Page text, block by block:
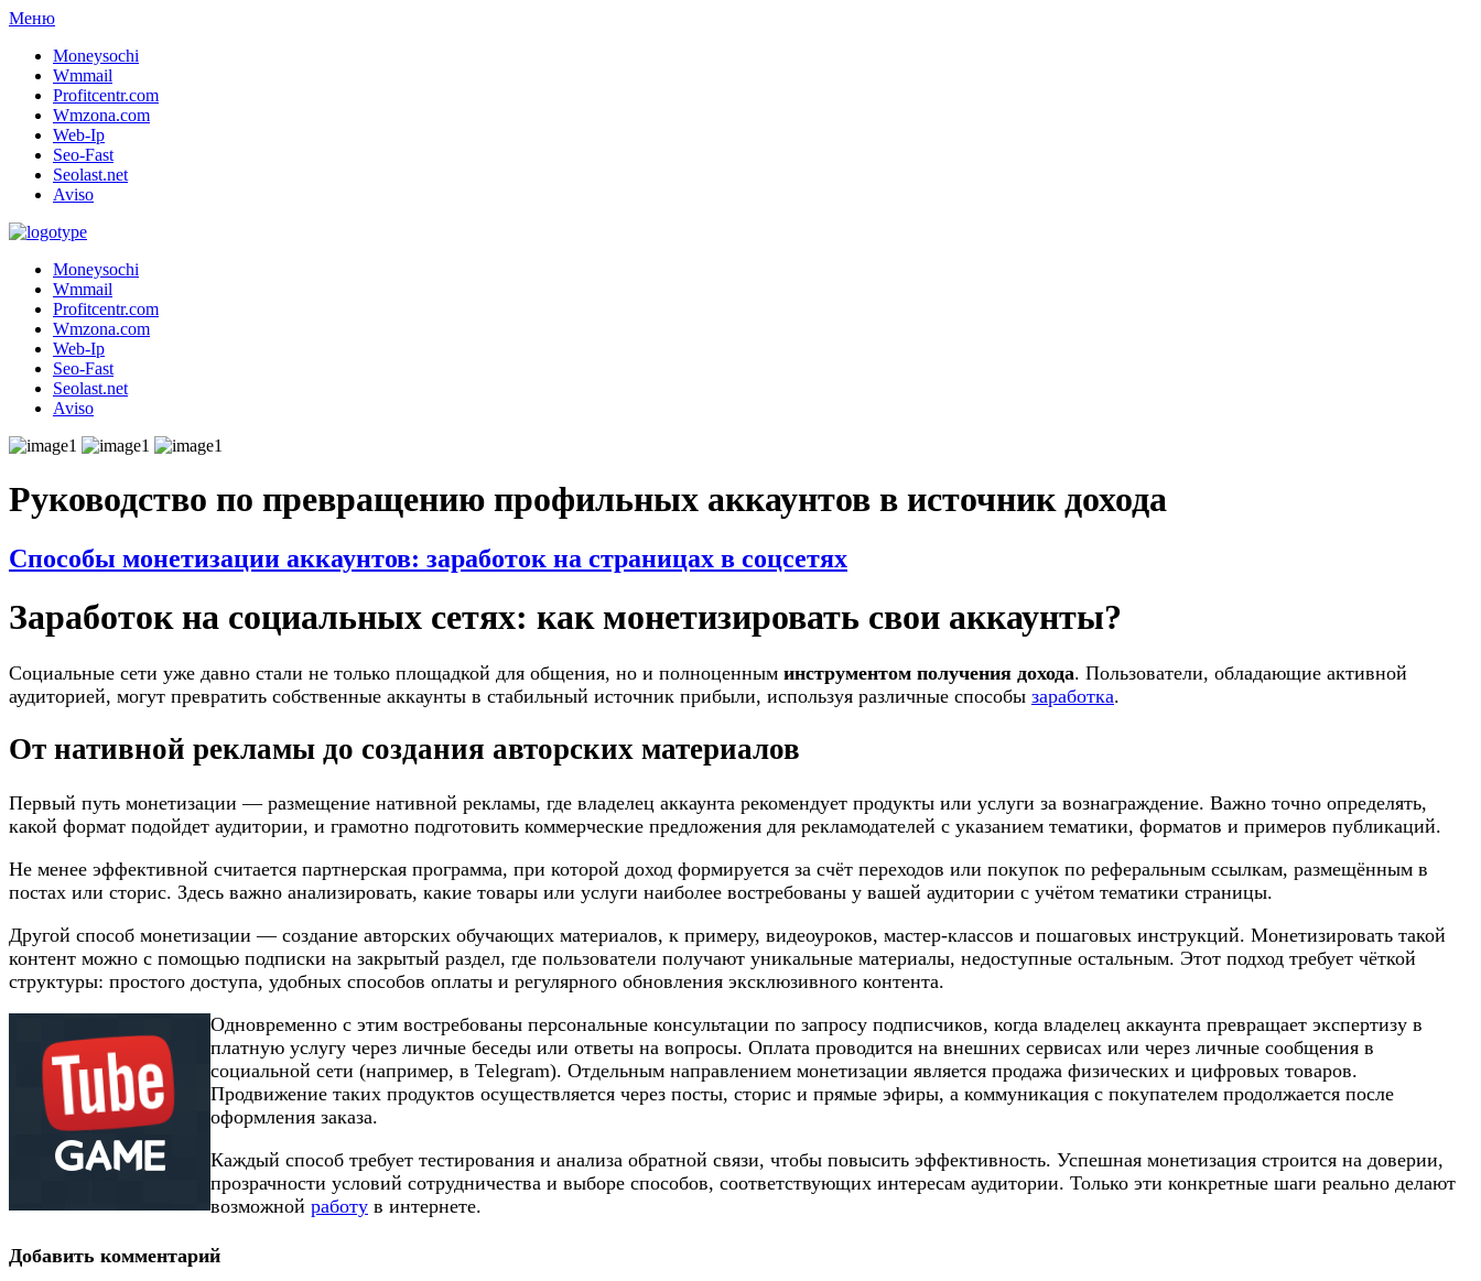
Меню
Moneysochi
Wmmail
Profitcentr.com
Wmzona.com
Web-Ip
Seo-Fast
Seolast.net
Aviso
Moneysochi
Wmmail
Profitcentr.com
Wmzona.com
Web-Ip
Seo-Fast
Seolast.net
Aviso
Руководство по превращению профильных аккаунтов в источник дохода
Способы монетизации аккаунтов: заработок на страницах в соцсетях
Заработок на социальных сетях: как монетизировать свои аккаунты?
Социальные сети уже давно стали не только площадкой для общения, но и полноценным инструментом получения дохода. Пользователи, обладающие активной
аудиторией, могут превратить собственные аккаунты в стабильный источник прибыли, используя различные способы заработка.
От нативной рекламы до создания авторских материалов
Первый путь монетизации — размещение нативной рекламы, где владелец аккаунта рекомендует продукты или услуги за вознаграждение. Важно точно определять,
какой формат подойдет аудитории, и грамотно подготовить коммерческие предложения для рекламодателей с указанием тематики, форматов и примеров публикаций.
Не менее эффективной считается партнерская программа, при которой доход формируется за счёт переходов или покупок по реферальным ссылкам, размещённым в
постах или сторис. Здесь важно анализировать, какие товары или услуги наиболее востребованы у вашей аудитории с учётом тематики страницы.
Другой способ монетизации — создание авторских обучающих материалов, к примеру, видеоуроков, мастер-классов и пошаговых инструкций. Монетизировать такой
контент можно с помощью подписки на закрытый раздел, где пользователи получают уникальные материалы, недоступные остальным. Этот подход требует чёткой
структуры: простого доступа, удобных способов оплаты и регулярного обновления эксклюзивного контента.
Одновременно с этим востребованы персональные консультации по запросу подписчиков, когда владелец аккаунта превращает экспертизу в
платную услугу через личные беседы или ответы на вопросы. Оплата проводится на внешних сервисах или через личные сообщения в
социальной сети (например, в Telegram). Отдельным направлением монетизации является продажа физических и цифровых товаров.
Продвижение таких продуктов осуществляется через посты, сторис и прямые эфиры, а коммуникация с покупателем продолжается после
оформления заказа.
Каждый способ требует тестирования и анализа обратной связи, чтобы повысить эффективность. Успешная монетизация строится на доверии,
прозрачности условий сотрудничества и выборе способов, соответствующих интересам аудитории. Только эти конкретные шаги реально делают
возможной работу в интернете.
Добавить комментарий